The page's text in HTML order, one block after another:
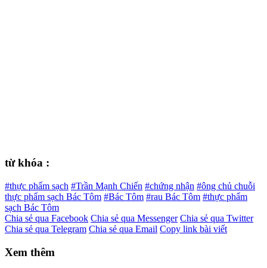
từ khóa :
#thực phẩm sạch #Trần Mạnh Chiến #chứng nhận #ông chủ chuỗi
thực phẩm sạch Bác Tôm #Bác Tôm #rau Bác Tôm #thực phẩm
sạch Bác Tôm
Chia sẻ qua Facebook Chia sẻ qua Messenger Chia sẻ qua Twitter
Chia sẻ qua Telegram Chia sẻ qua Email Copy link bài viết
Xem thêm